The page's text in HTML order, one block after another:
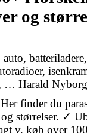
og
auto,
… Harald
finder du
størrelser. ✓
v. køb over